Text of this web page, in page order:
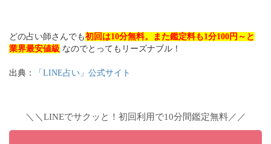
どの占い師さんでも初回は10分無料。また鑑定料も1分100円～と
業界最安値級 なのでとってもリーズナブル！
出典： 「LINE占い」公式サイト
＼＼LINEでサクッと！初回利用で10分間鑑定無料／／